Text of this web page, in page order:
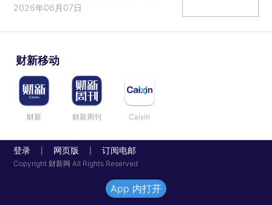
2026年08月07日
财新移动
财新 财新周刊 Caixin
登录 网页版 订阅电邮
Copyright 财新网 All Rights Reserved
App 内打开